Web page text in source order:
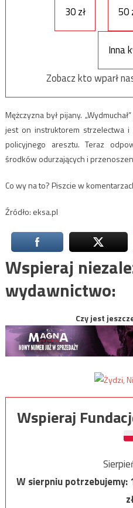
30 zł 50
Inna
Zobacz kto wparł
Mężczyzna był pijany.
jest on instruktorem strzelectwa
policyjnego aresztu. Teraz
środków odurzających i
Co wy na to? Piszcie w
Źródło: eksa.pl
Wspieraj
wydawnictwo:
Czy jest
Wspieraj
W sierpniu potrzebujemy: